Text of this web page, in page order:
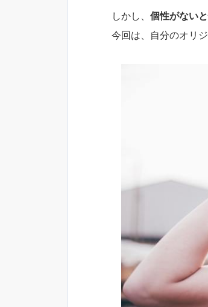
しかし、 個性がない
今回は、自分のオリ